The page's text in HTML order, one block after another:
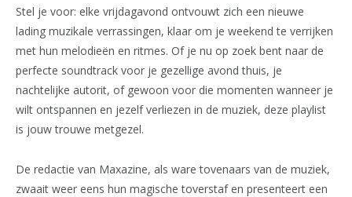
Stel je voor: elke vrijdagavond ontvouwt zich een nieuwe
lading muzikale verrassingen, klaar om je weekend te verrijken
met hun melodieën en ritmes. Of je nu op zoek bent naar de
perfecte soundtrack voor je gezellige avond thuis, je
nachtelijke autorit, of gewoon voor die momenten wanneer je
wilt ontspannen en jezelf verliezen in de muziek, deze playlist
is jouw trouwe metgezel.
De redactie van Maxazine, als ware tovenaars van de muziek,
zwaait weer eens hun magische toverstaf en presenteert een